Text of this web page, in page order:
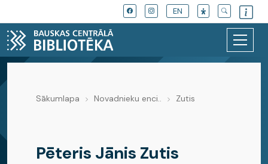
EN
Novadnieku enciklopēdija
Sākumlapa Novadnieku enci.. Zutis
Pēteris Jānis Zutis